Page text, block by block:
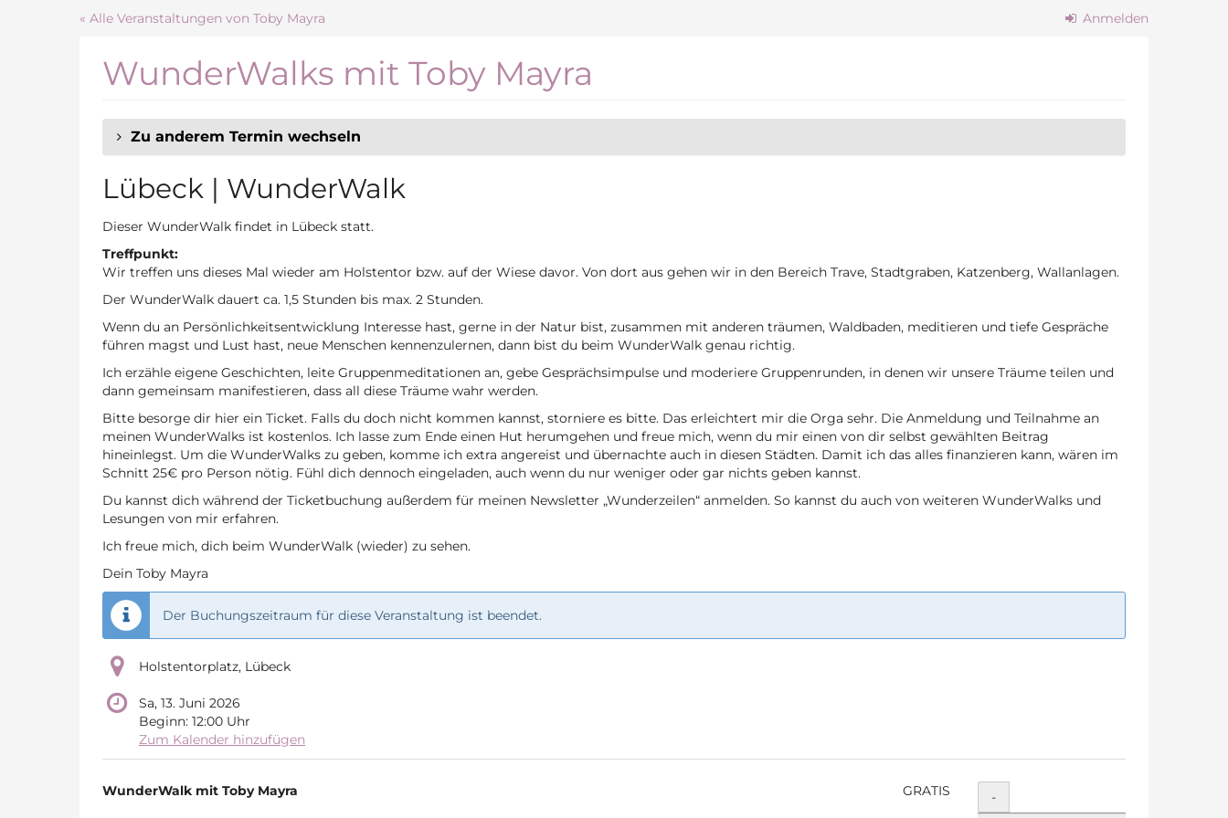
Anmelden
« Alle Veranstaltungen von Toby Mayra
WunderWalks mit Toby Mayra
Zu anderem Termin wechseln
Lübeck | WunderWalk
Dieser WunderWalk findet in Lübeck statt.
Treffpunkt:
Wir treffen uns dieses Mal wieder am Holstentor bzw. auf der Wiese davor. Von dort aus gehen wir in den Bereich Trave, Stadtgraben, Katzenberg, Wallanlagen.
Der WunderWalk dauert ca. 1,5 Stunden bis max. 2 Stunden.
Wenn du an Persönlichkeitsentwicklung Interesse hast, gerne in der Natur bist, zusammen mit anderen träumen, Waldbaden, meditieren und tiefe Gespräche
führen magst und Lust hast, neue Menschen kennenzulernen, dann bist du beim WunderWalk genau richtig.
Ich erzähle eigene Geschichten, leite Gruppenmeditationen an, gebe Gesprächsimpulse und moderiere Gruppenrunden, in denen wir unsere Träume teilen und
dann gemeinsam manifestieren, dass all diese Träume wahr werden.
Bitte besorge dir hier ein Ticket. Falls du doch nicht kommen kannst, storniere es bitte. Das erleichtert mir die Orga sehr. Die Anmeldung und Teilnahme an
meinen WunderWalks ist kostenlos. Ich lasse zum Ende einen Hut herumgehen und freue mich, wenn du mir einen von dir selbst gewählten Beitrag
hineinlegst. Um die WunderWalks zu geben, komme ich extra angereist und übernachte auch in diesen Städten. Damit ich das alles finanzieren kann, wären im
Schnitt 25€ pro Person nötig. Fühl dich dennoch eingeladen, auch wenn du nur weniger oder gar nichts geben kannst.
Du kannst dich während der Ticketbuchung außerdem für meinen Newsletter „Wunderzeilen“ anmelden. So kannst du auch von weiteren WunderWalks und
Lesungen von mir erfahren.
Ich freue mich, dich beim WunderWalk (wieder) zu sehen.
Dein Toby Mayra
Der Buchungszeitraum für diese Veranstaltung ist beendet.
Holstentorplatz, Lübeck
Sa, 13. Juni 2026
Beginn: 12:00 Uhr
Zum Kalender hinzufügen
WunderWalk mit Toby Mayra GRATIS Menge
-